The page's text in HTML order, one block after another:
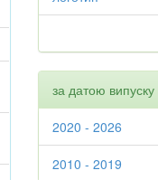
за датою випуску
2020 - 2026
2010 - 2019